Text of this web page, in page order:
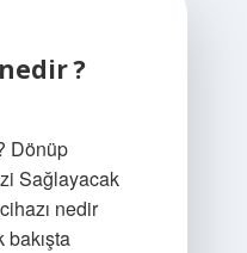
?
Dönüp
Sağlayacak
nedir